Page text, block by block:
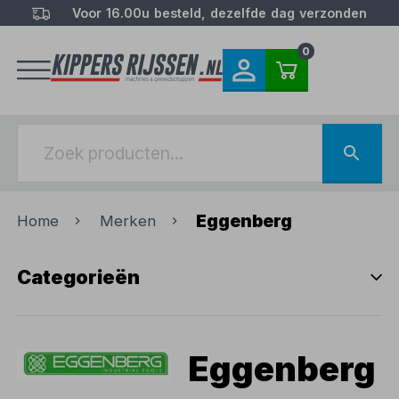
Voor 16.00u besteld, dezelfde dag verzonden
0
Home Merken Eggenberg
Categorieën
Eggenberg